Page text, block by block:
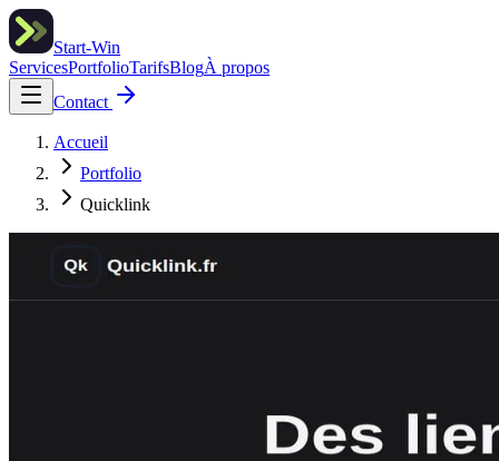
Start-Win
ServicesPortfolioTarifsBlogÀ propos
Contact
Accueil
Portfolio
Quicklink